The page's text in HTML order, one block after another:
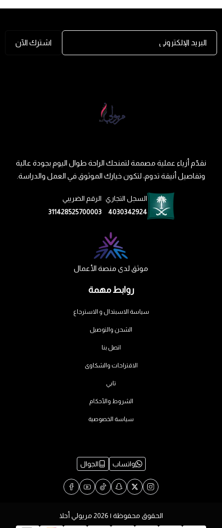
البريد الإلكتروني
اشترك الآن
روابط مهمة
سياسة الاسبتدال و الاسترجاع
الشحن والتوصيل
اتصل بنا
الاقتراحات والشكاوى
تابي
الشروط والأحكام
سياسة الخصوصية
نقدّم أزياء عملية مصممة لتمنحك الراحة طوال اليوم بجودة عالية
وتفاصيل أنيقة تدوم، لتكون خيارك الموثوق في العمل والدراسة.
السجل التجاري
4030342924
الرقم الضريبي
311428525700003
موثق لدى منصة الأعمال
واتساب الجوال
الحقوق محفوظة | 2026 مريولي أحلا